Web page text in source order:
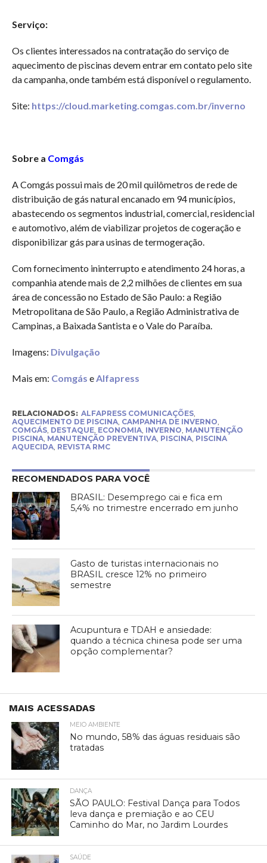
Serviço:
Os clientes interessados na contratação do serviço de
aquecimento de piscinas devem entrar em contato pelo site
da campanha, onde também está disponível o regulamento.
Site: https://cloud.marketing.comgas.com.br/inverno
Sobre a Comgás
A Comgás possui mais de 20 mil quilômetros de rede de
distribuição de gás natural encanado em 94 municípios,
abastecendo os segmentos industrial, comercial, residencial
e automotivo, além de viabilizar projetos de cogeração e
disponibilizar gás para usinas de termogeração.
Com fornecimento ininterrupto e atendimento 24 horas, a
companhia atende mais de 2,2 milhões de clientes em sua
área de concessão no Estado de São Paulo: a Região
Metropolitana de São Paulo, a Região Administrativa de
Campinas, a Baixada Santista e o Vale do Paraíba.
Imagens: Divulgação
Mais em: Comgás eAlfapress
RELACIONADOS: ALFAPRESS COMUNICAÇÕES,
AQUECIMENTO DE PISCINA, CAMPANHA DE INVERNO
COMGÁS, DESTAQUE, ECONOMIA, INVERNO MANUTENÇÃO
PISCINA, MANUTENÇÃO PREVENTIVA, PISCINA, PISCINA
AQUECIDA, REVISTA RMC
RECOMENDADOS PARA VOCÊ
BRASIL: Desemprego cai e fica em
5,4% no trimestre encerrado em junho
Gasto de turistas internacionais no
BRASIL cresce 12% no primeiro
semestre
Acupuntura e TDAH e ansiedade:
quando a técnica chinesa pode ser uma
opção complementar?
MAIS ACESSADAS
MEIO AMBIENTE
No mundo, 58% das águas residuais são
tratadas
DANÇA
SÃO PAULO: Festival Dança para Todos
leva dança e premiação e ao CEU
Caminho do Mar, no Jardim Lourdes
SAÚDE